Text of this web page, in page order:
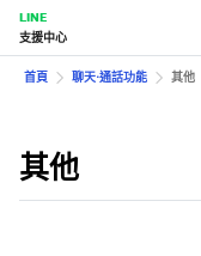
LINE
支援中心
首頁 聊天⋅通話功能 其他
其他